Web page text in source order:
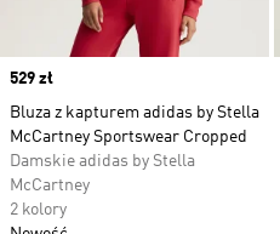
Price
529 zł
Bluza z kapturem adidas by Stella
McCartney Sportswear Cropped
Damskie adidas by Stella
McCartney
2 kolory